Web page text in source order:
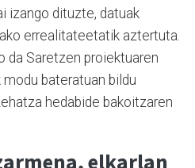
izango dituzte, datuak
errealitateetatik aztertuta.
da Saretzen proiektuaren
modu bateratuan bildu
hedabide bakoitzaren
elkarlan